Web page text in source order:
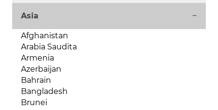
Benin
Burkina Faso
Burundi
Camerun
Capo Verde
Ciad
Comore
Costa d'Avorio
Egitto
Eritrea
Argentina
Bahamas
Barbados
Belize
Bermuda
Bolivia
Brasile
Canada
Asia
Afghanistan
Arabia Saudita
Armenia
Azerbaijan
Bahrain
Bangladesh
Brunei